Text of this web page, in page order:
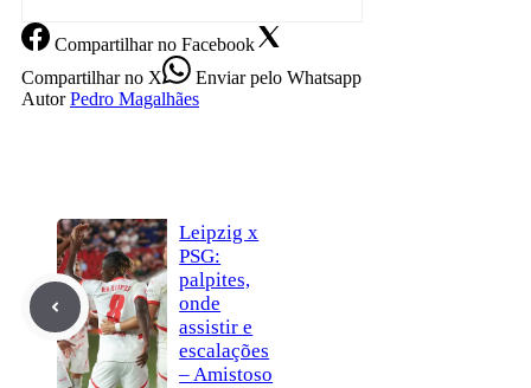
Compartilharno Facebook
Compartilharno X Enviarpelo Whatsapp
Autor Pedro Magalhães
Leipzig x
PSG:
palpites,
onde
assistir e
escalações
– Amistoso